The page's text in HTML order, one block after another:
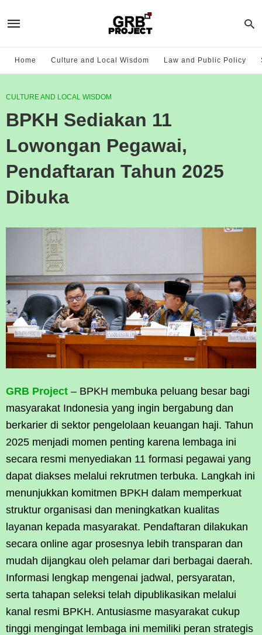
Home Culture and Local Wisdom Law and Public Policy
CULTURE AND LOCAL WISDOM
BPKH Sediakan 11
Lowongan Pegawai,
Pendaftaran Tahun 2025
Dibuka
GRB Project – BPKH membuka peluang besar bagi
masyarakat Indonesia yang ingin bergabung dan
berkarier di sektor pengelolaan keuangan haji. Tahun
2025 menjadi momen penting karena lembaga ini
secara resmi menyediakan 11 formasi pegawai yang
dapat diakses melalui rekrutmen terbuka. Langkah ini
menunjukkan komitmen BPKH dalam memperkuat
struktur organisasi dan meningkatkan kualitas
layanan kepada masyarakat. Pendaftaran dilakukan
secara online agar prosesnya lebih transparan dan
mudah dijangkau oleh pelamar dari berbagai daerah.
Informasi lengkap mengenai jadwal, persyaratan,
serta tahapan seleksi telah dipublikasikan melalui
kanal resmi BPKH. Antusiasme masyarakat cukup
tinggi mengingat lembaga ini memiliki peran strategis